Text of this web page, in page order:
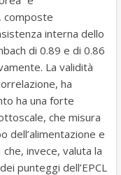
composte
interna dello
di 0.89 e di 0.86
La validità
ha
ha una forte
che misura
dell’alimentazione e
invece, valuta la
punteggi dell’EPCL